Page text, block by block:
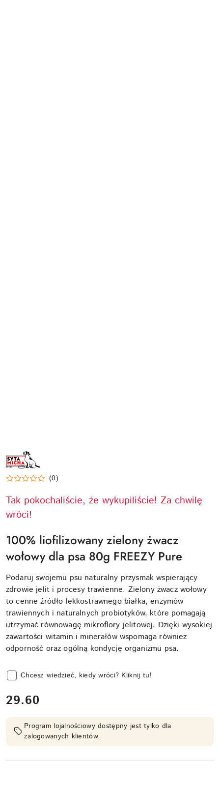
NAZWA
PRODUCENTA:
SYTA
MICHA (0)
Tak pokochaliście, że wykupiliście! Za chwilę
wróci!
100% liofilizowany zielony żwacz
wołowy dla psa 80g FREEZY Pure
Podaruj swojemu psu naturalny przysmak wspierający
zdrowie jelit i procesy trawienne. Zielony żwacz wołowy
to cenne źródło lekkostrawnego białka, enzymów
trawiennych i naturalnych probiotyków, które pomagają
utrzymać równowagę mikroflory jelitowej. Dzięki wysokiej
zawartości witamin i minerałów wspomaga również
odporność oraz ogólną kondycję organizmu psa.
Chcesz wiedzieć, kiedy wróci? Kliknij tu!
cena:
29.60
Program lojalnościowy dostępny jest tylko dla
zalogowanych klientów.